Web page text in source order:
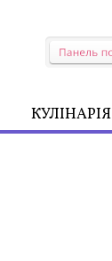
КУЛІНАРІЯ